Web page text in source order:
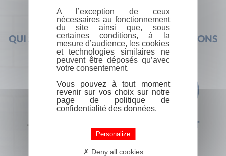
QUI SOMMES-NOUS ? FOIRE AUX QUESTIONS
+33 (0) 1 44 41 29 19 CONTACT
A l’exception de ceux
nécessaires au fonctionnement
du site ainsi que, sous
certaines conditions, à la
mesure d’audience, les cookies
et technologies similaires ne
peuvent être déposés qu’avec
votre consentement.
Vous pouvez à tout moment
revenir sur vos choix sur notre
page de politique de
confidentialité des données.
Personalize
Deny all cookies